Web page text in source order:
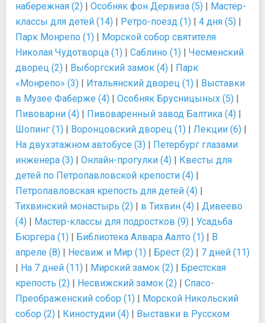
набережная (2) | Особняк фон Дервиза (5) | Мастер-
классы для детей (14) | Ретро-поезд (1) | 4 дня (5) |
Парк Монрепо (1) | Морской собор святителя
Николая Чудотворца (1) | Саблино (1) | Чесменский
дворец (2) | Выборгский замок (4) | Парк
«Монрепо» (3) | Итальянский дворец (1) | Выставки
в Музее Фаберже (4) | Особняк Брусницыных (5) |
Пивоварни (4) | Пивоваренный завод Балтика (4) |
Шопинг (1) | Воронцовский дворец (1) | Лекции (6) |
На двухэтажном автобусе (3) | Петербург глазами
инженера (3) | Онлайн-прогулки (4) | Квесты для
детей по Петропавловской крепости (4) |
Петропавловская крепость для детей (4) |
Тихвинский монастырь (2) | в Тихвин (4) | Дивеево
(4) | Мастер-классы для подростков (9) | Усадьба
Бюргера (1) | Библиотека Алвара Аалто (1) | В
апреле (8) | Несвиж и Мир (1) | Брест (2) | 7 дней (11)
| На 7 дней (11) | Мирский замок (2) | Брестская
крепость (2) | Несвижский замок (2) | Спасо-
Преображенский собор (1) | Морской Никольский
собор (2) | Киностудии (4) | Выставки в Русском